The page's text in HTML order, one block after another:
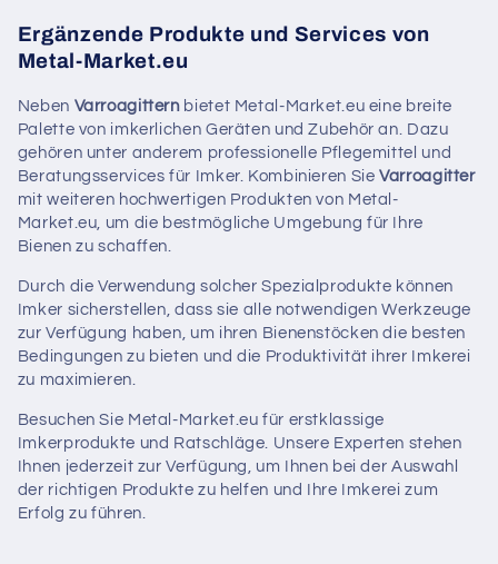
Ergänzende Produkte und Services von
Metal-Market.eu
Neben Varroagitternbietet Metal-Market.eu eine breite
Palette von imkerlichen Geräten und Zubehör an. Dazu
gehören unter anderem professionelle Pflegemittel und
Beratungsservices für Imker. Kombinieren SieVarroagitter
mit weiteren hochwertigen Produkten von Metal-
Market.eu, um die bestmögliche Umgebung für Ihre
Bienen zu schaffen.
Durch die Verwendung solcher Spezialprodukte können
Imker sicherstellen, dass sie alle notwendigen Werkzeuge
zur Verfügung haben, um ihren Bienenstöcken die besten
Bedingungen zu bieten und die Produktivität ihrer Imkerei
zu maximieren.
Besuchen Sie Metal-Market.eu für erstklassige
Imkerprodukte und Ratschläge. Unsere Experten stehen
Ihnen jederzeit zur Verfügung, um Ihnen bei der Auswahl
der richtigen Produkte zu helfen und Ihre Imkerei zum
Erfolg zu führen.